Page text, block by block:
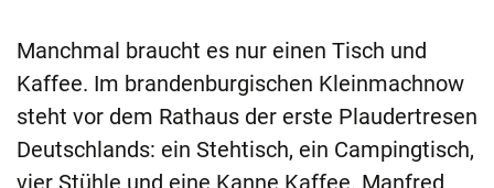
Manchmal braucht es nur einen Tisch und
Kaffee. Im brandenburgischen Kleinmachnow
steht vor dem Rathaus der erste Plaudertresen
Deutschlands: ein Stehtisch, ein Campingtisch,
vier Stühle und eine Kanne Kaffee. Manfred